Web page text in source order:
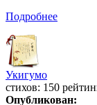
Подробнее
Укигумо
cтихов: 150
Опубликован: